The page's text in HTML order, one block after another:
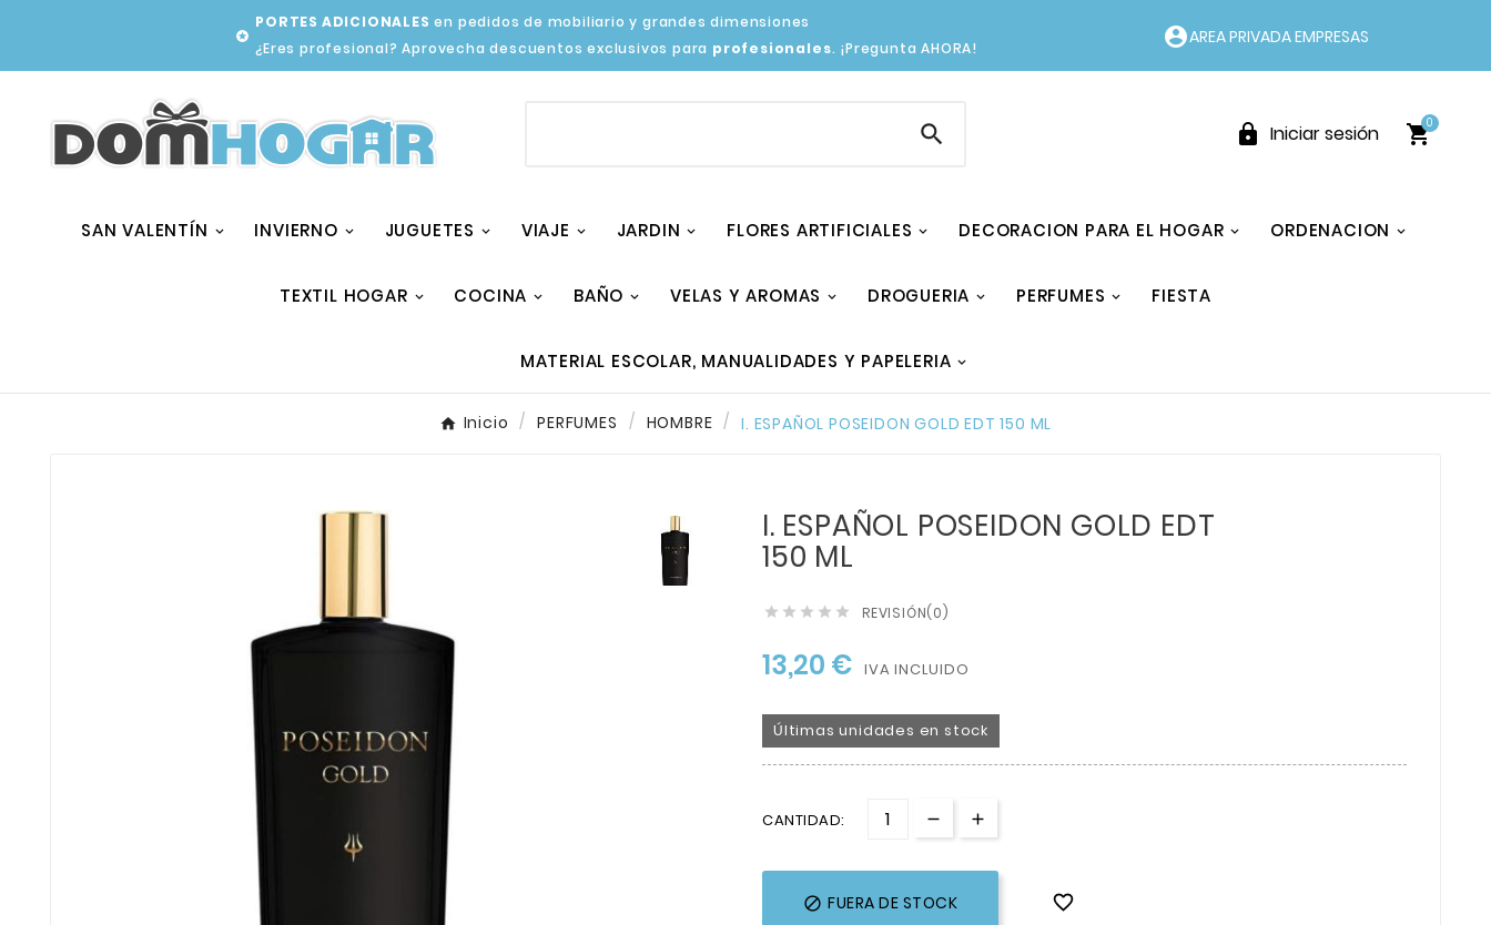

PORTES ADICIONALES en pedidos de mobiliario y grandes dimensiones
¿Eres profesional? Aprovecha descuentos exclusivos para profesionales. ¡Pregunta AHORA! account_circleAREA PRIVADA EMPRESAS
  Iniciar sesión 
0
SAN VALENTÍN INVIERNO JUGUETES VIAJE JARDIN FLORES ARTIFICIALES DECORACION PARA EL HOGAR ORDENACION
TEXTIL HOGAR COCINA BAÑO VELAS Y AROMAS DROGUERIA PERFUMES FIESTA
MATERIAL ESCOLAR, MANUALIDADES Y PAPELERIA
Inicio PERFUMES HOMBRE I. ESPAÑOL POSEIDON GOLD EDT 150 ML
I. ESPAÑOL POSEIDON GOLD EDT
150 ML
     REVISIÓN(0)
13,20 € IVA INCLUIDO
Últimas unidades en stock
CANTIDAD:
 FUERA DE STOCK 